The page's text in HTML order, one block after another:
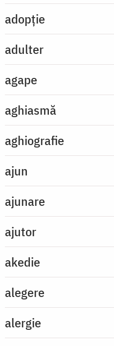
adopție
adulter
agape
aghiasmă
aghiografie
ajun
ajunare
ajutor
akedie
alegere
alergie